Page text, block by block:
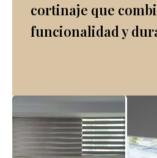
cortinaje que
funcionalidad y